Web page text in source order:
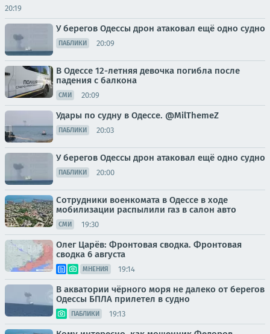
20:19
У берегов Одессы дрон атаковал ещё одно судно
ПАБЛИКИ 20:09
В Одессе 12-летняя девочка погибла после
падения с балкона
СМИ 20:09
Удары по судну в Одессе. @MilThemeZ
ПАБЛИКИ 20:03
У берегов Одессы дрон атаковал ещё одно судно
ПАБЛИКИ 20:00
Сотрудники военкомата в Одессе в ходе
мобилизации распылили газ в салон авто
СМИ 19:30
Олег Царёв: Фронтовая сводка. Фронтовая
сводка 6 августа
МНЕНИЯ 19:14
В акватории чёрного моря не далеко от берегов
Одессы БПЛА прилетел в судно
ПАБЛИКИ 19:13